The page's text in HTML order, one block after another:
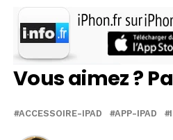
Vous aimez ?
ACCESSOIRE-IPAD APP-IPAD